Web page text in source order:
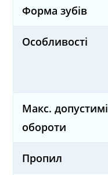
Форма зубів
Особливості
Макс. допустимі
обороти
Пропил